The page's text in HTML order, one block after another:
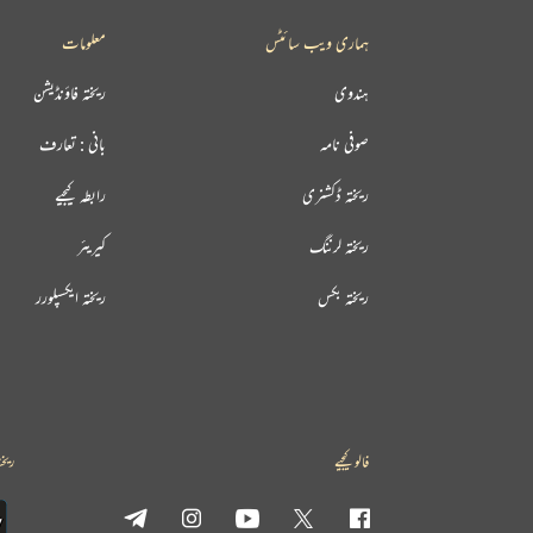
معلومات
ریختہ فاؤنڈیشن
بانی : تعارف
رابطہ کیجیے
کیریئر
ریختہ ایکسپلورر
ہماری ویب سائٹس
ہندوی
صوفی نامہ
ریختہ ڈکشنری
ریختہ لرننگ
ریختہ بکس
فالو کیجیے